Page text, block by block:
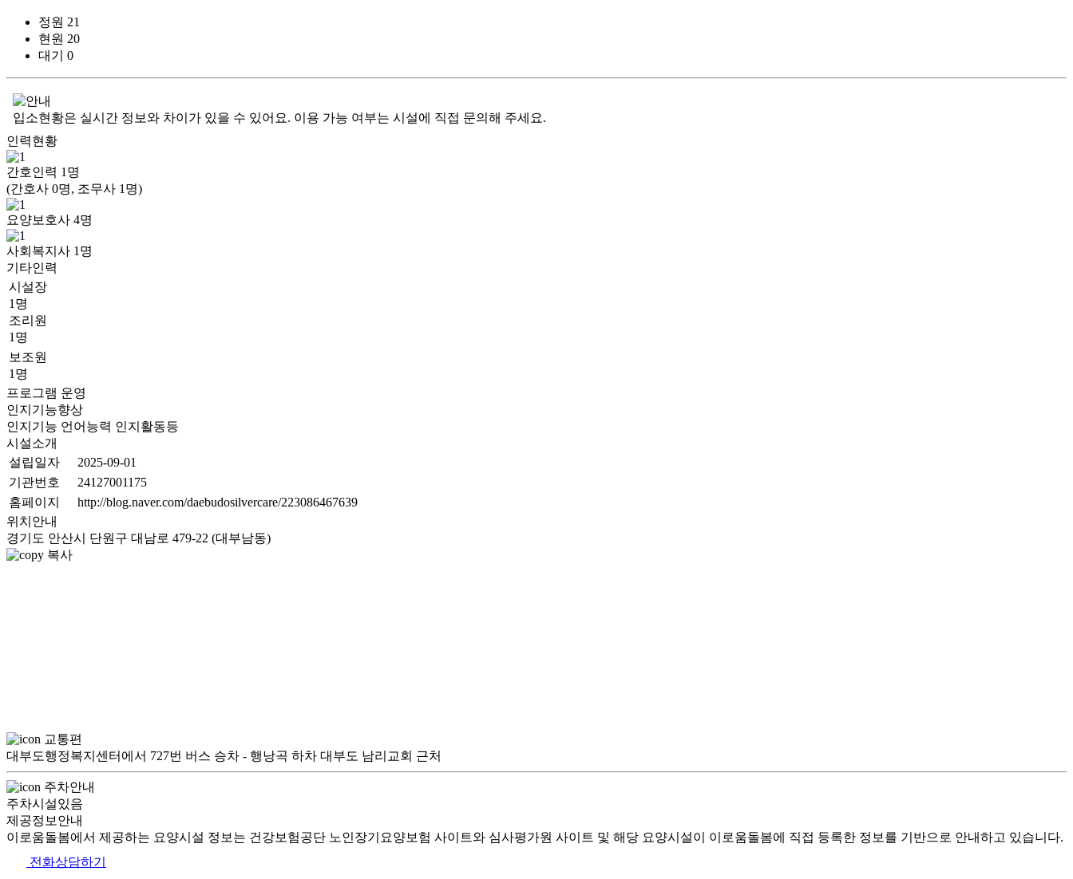
정원 21
현원 20
대기
0
입소현황은 실시간 정보와 차이가 있을 수 있어요. 이용 가능 여부는 시설에 직접 문의해 주세요.
인력현황
간호인력 1 명
(간호사 0명, 조무사 1명)
요양보호사 4명
사회복지사 1 명
기타인력
시설장
1명
조리원
1명
보조원
1명
프로그램 운영
인지기능향상
인지기능 언어능력 인지활동등
시설소개
설립일자
2025-09-01
기관번호
24127001175
홈페이지
http://blog.naver.com/daebudosilvercare/223086467639
위치안내
경기도 안산시 단원구 대남로 479-22 (대부남동)
복사
교통편
대부도행정복지센터에서 727번 버스 승차 - 행낭곡 하차 대부도 남리교회 근처
주차안내
주차시설있음
제공정보안내
이로움돌봄에서 제공하는 요양시설 정보는 건강보험공단 노인장기요양보험 사이트와 심사평가원 사이트 및 해당 요양시설이 이로움돌봄에 직접 등록한 정보를 기반으로 안내하고 있습니다.
전화상담하기